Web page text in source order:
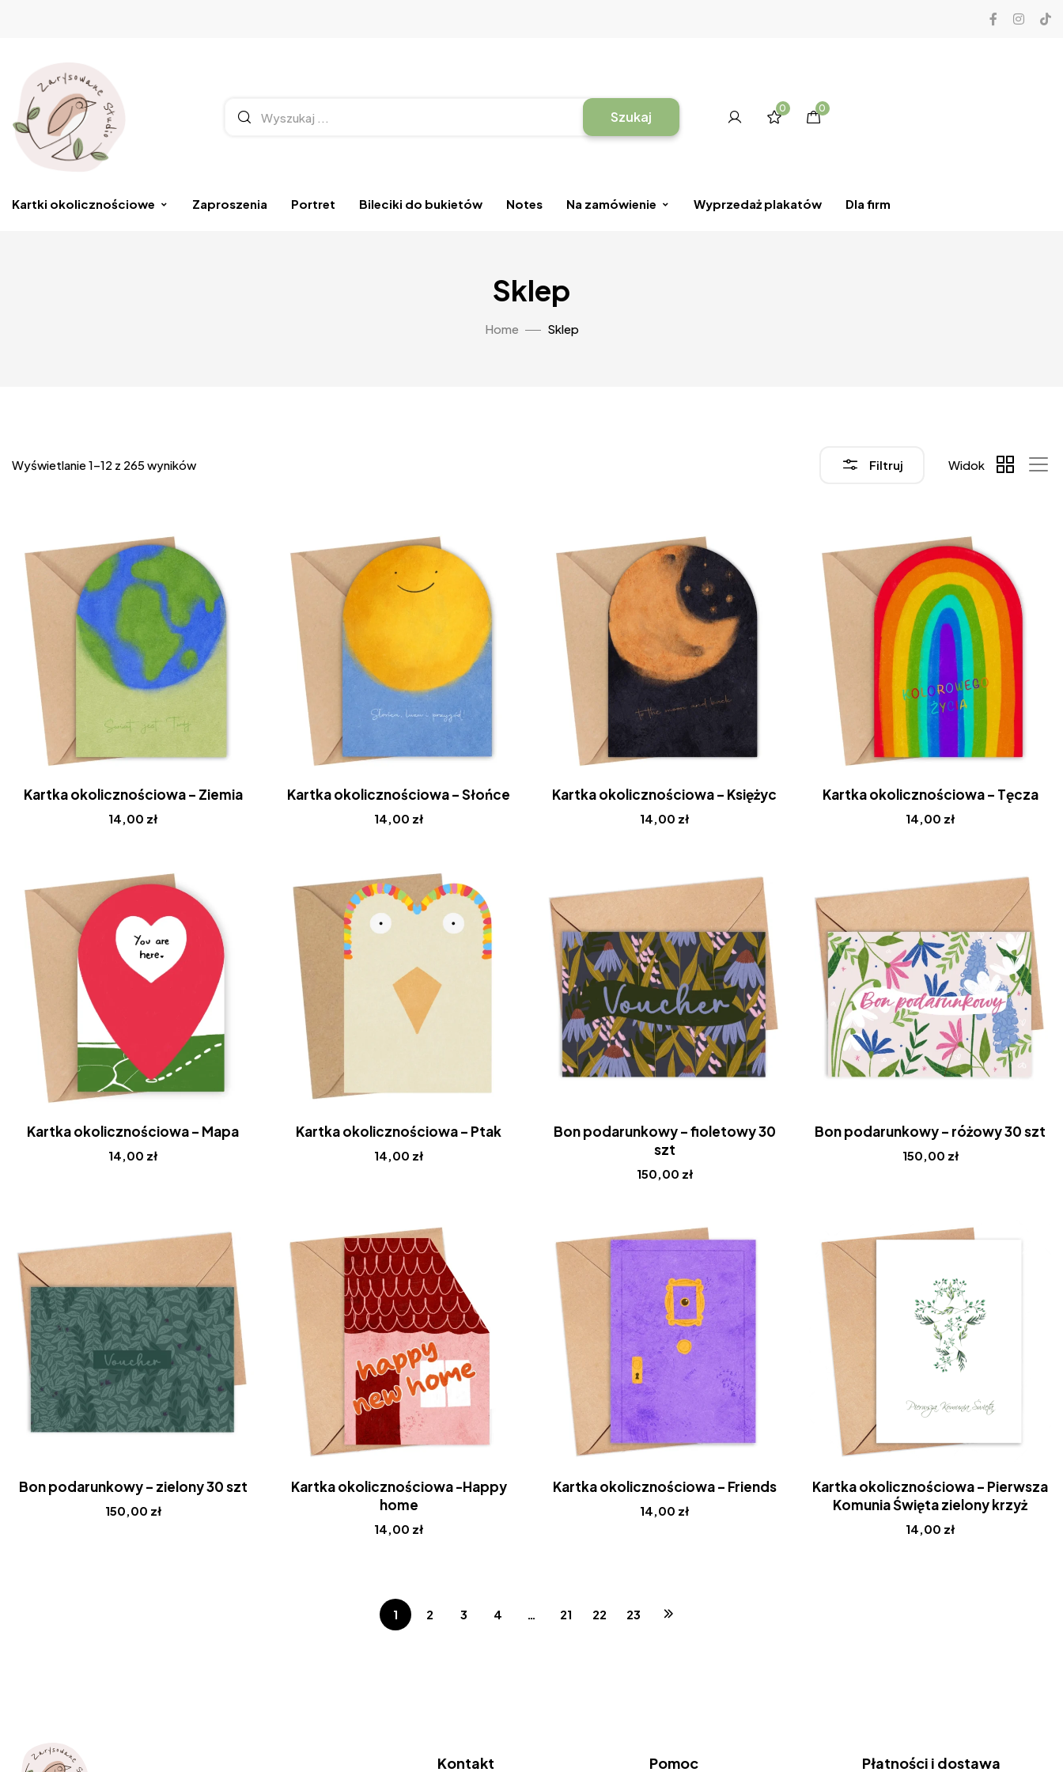
Szukaj
0 0
Kartki okolicznościowe Zaproszenia Portret Bileciki do bukietów Notes Na zamówienie Wyprzedaż plakatów Dla firm
Sklep
Home Sklep
Filtruj
Wyświetlanie 1–12 z 265 wyników Widok
Kartka okolicznościowa – Ziemia
14,00 zł
Kartka okolicznościowa – Słońce
14,00 zł
Kartka okolicznościowa – Księżyc
14,00 zł
Kartka okolicznościowa – Tęcza
14,00 zł
Kartka okolicznościowa – Mapa
14,00 zł
Kartka okolicznościowa – Ptak
14,00 zł
Bon podarunkowy – fioletowy 30
szt
150,00 zł
Bon podarunkowy – różowy 30 szt
150,00 zł
Bon podarunkowy – zielony 30 szt
150,00 zł
Kartka okolicznościowa -Happy
home
14,00 zł
Kartka okolicznościowa – Friends
14,00 zł
Kartka okolicznościowa – Pierwsza
Komunia Święta zielony krzyż
14,00 zł
1 2 3 4 … 21 22 23
Kontakt Pomoc Płatności i dostawa